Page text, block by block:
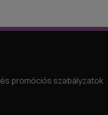
promóciós szabályzatok